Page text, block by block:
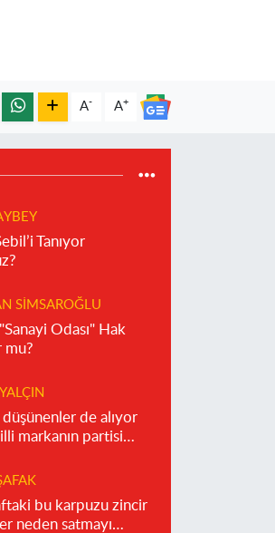
A- A+
Tanıyor
SIMSAROĞLU
Odası" Hak
mu?
de alıyor
markanın partisi
bu karpuzu zincir
neden satmayı